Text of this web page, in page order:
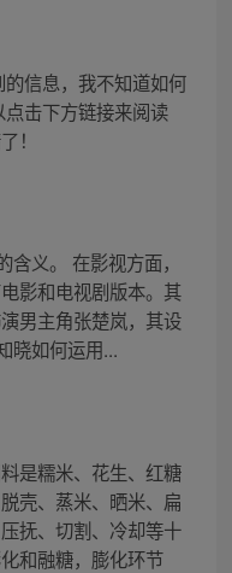
信息，我不知道如何
击下方链接来阅读
！
含义。 在影视方面，
影和电视剧版本。其
男主角张楚岚，其设
晓如何运用...
是糯米、花生、红糖
壳、蒸米、晒米、扁
抚、切割、冷却等十
和融糖，膨化环节